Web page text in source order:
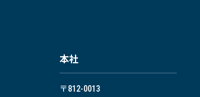
本社
〒812-0013